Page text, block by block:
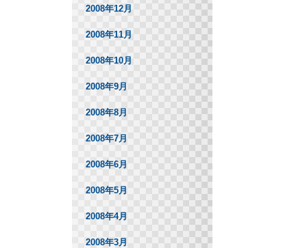
2008年12月
2008年11月
2008年10月
2008年9月
2008年8月
2008年7月
2008年6月
2008年5月
2008年4月
2008年3月